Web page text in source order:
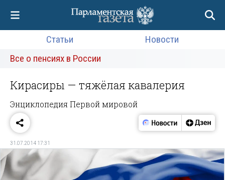
Статьи
Новости
Все о пенсиях в России
Кирасиры — тяжёлая кавалерия
Энциклопедия Первой мировой
31.07.2014 17:31